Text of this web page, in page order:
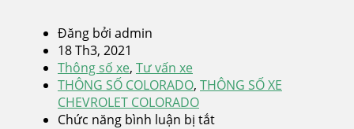
Đăng bởi admin
18 Th3, 2021
Thông số xe, Tư vấn xe
THÔNG SỐ COLORADO, THÔNG SỐ XE
CHEVROLET COLORADO
Chức năng bình luận bị tắt